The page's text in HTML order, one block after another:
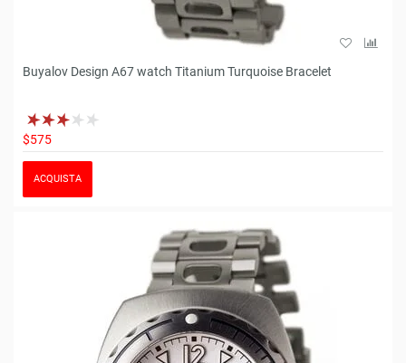
Buyalov Design A67 watch Titanium Turquoise Bracelet
$575
ACQUISTA